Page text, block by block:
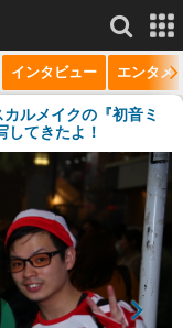
もっと見る
インタビュー エンタメ
ルメイクの『初音ミ
してきたよ！